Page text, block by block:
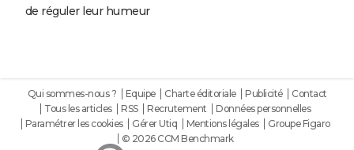
de réguler leur humeur
Qui sommes-nous ? Equipe Charte éditoriale Publicité
Contact
Tous les articles
RSS Recrutement
Données personnelles
Paramétrer les cookies
Gérer Utiq Mentions légales
Groupe Figaro
© 2026 CCM Benchmark